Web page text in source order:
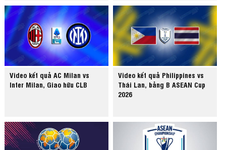
Video kết quả AC Milan vs
Inter Milan, Giao hữu CLB
Video kết quả Philippines vs
Thái Lan, bảng B ASEAN Cup
2026